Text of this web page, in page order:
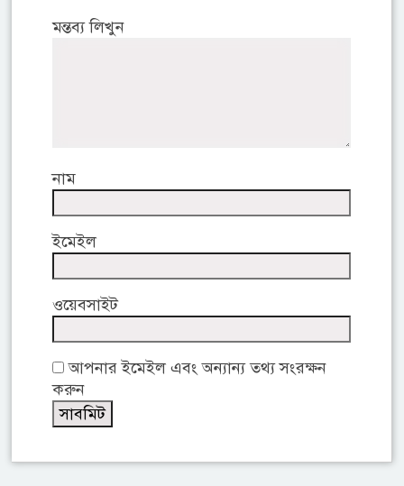
মন্তব্য লিখুন
নাম
ইমেইল
ওয়েবসাইট
আপনার ইমেইল এবং অন্যান্য তথ্য সংরক্ষন
করুন